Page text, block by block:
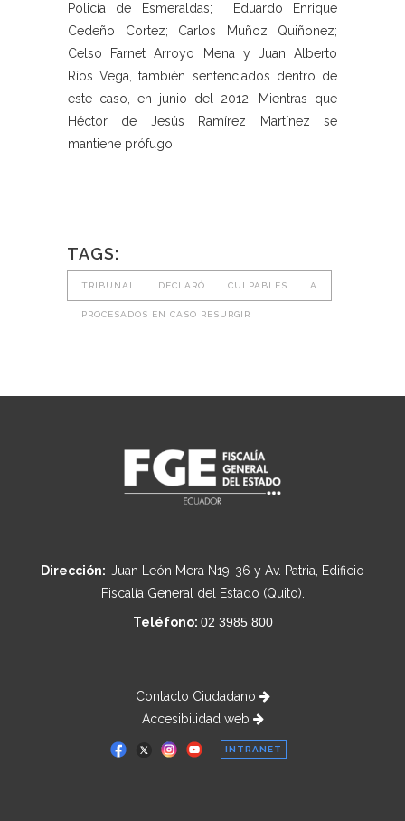
Policía de Esmeraldas; Eduardo Enrique
Cedeño Cortez; Carlos Muñoz Quiñonez;
Celso Farnet Arroyo Mena y Juan Alberto
Ríos Vega, también sentenciados dentro de
este caso, en junio del 2012. Mientras que
Héctor de Jesús Ramírez Martínez se
mantiene prófugo.
TAGS:
TRIBUNAL DECLARÓ CULPABLES A
PROCESADOS EN CASO RESURGIR
Dirección: Juan León Mera N19-36 y Av. Patria, Edificio
Fiscalía General del Estado (Quito).
Teléfono: 02 3985 800
Contacto Ciudadano
Accesibilidad web
INTRANET